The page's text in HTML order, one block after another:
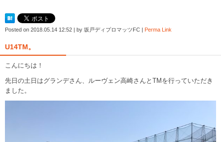
Posted on 2018.05.14 12:52 by 坂戸ディプロマッツFC Perma Link
U14TM。
こんにちは！
先日の土日はグランデさん、ルーヴェン高崎さんとTMを行っていただき
ました。